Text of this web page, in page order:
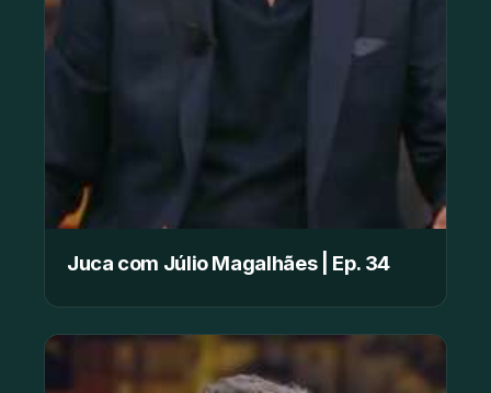
Juca com Júlio Magalhães | Ep. 34